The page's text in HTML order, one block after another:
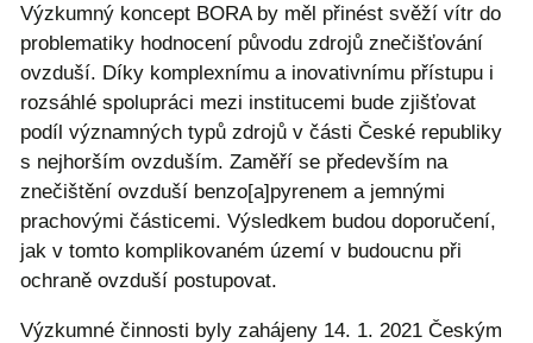
Výzkumný koncept BORA by měl přinést svěží vítr do
problematiky hodnocení původu zdrojů znečišťování
ovzduší. Díky komplexnímu a inovativnímu přístupu i
rozsáhlé spolupráci mezi institucemi bude zjišťovat
podíl významných typů zdrojů v části České republiky
s nejhorším ovzduším. Zaměří se především na
znečištění ovzduší benzo[a]pyrenem a jemnými
prachovými částicemi. Výsledkem budou doporučení,
jak v tomto komplikovaném území v budoucnu při
ochraně ovzduší postupovat.
Výzkumné činnosti byly zahájeny 14. 1. 2021 Českým